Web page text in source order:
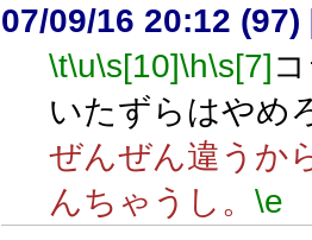
07/09/16 20:12 (97)
\t\u\s[10]\h\s[7]
いたずらはやめ
ぜんぜん違うか
んちゃうし。 \e